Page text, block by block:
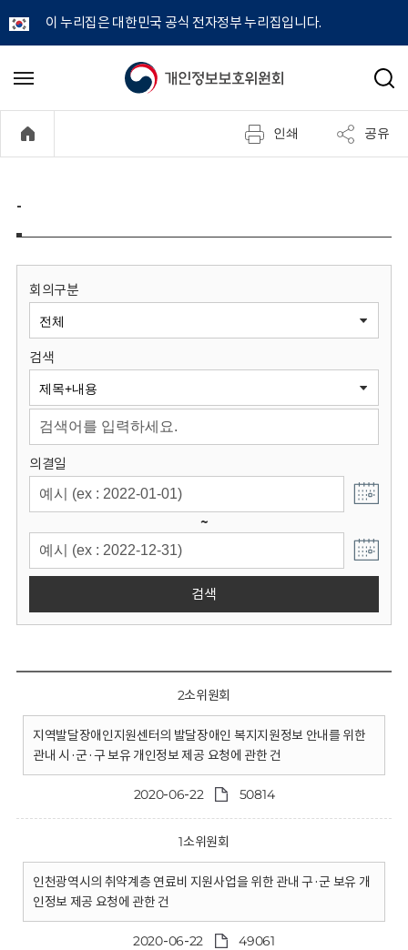
이 누리집은 대한민국 공식 전자정부 누리집입니다.
개
정
보
원
회
메
기
검
인쇄 공유
-
회의구분
검색
의결일
~
검색
2소위원회
지역발달장애인지원센터의 발달장애인 복지지원정보 안내를 위한
관내 시·군·구 보유 개인정보 제공 요청에 관한 건
2020-06-22 50814
1소위원회
인천광역시의 취약계층 연료비 지원사업을 위한 관내 구·군 보유 개
인정보 제공 요청에 관한 건
2020-06-22 49061